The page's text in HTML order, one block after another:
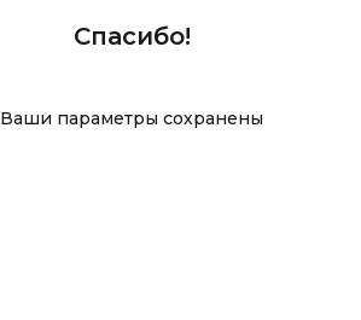
Спасибо!
Ваши параметры сохранены